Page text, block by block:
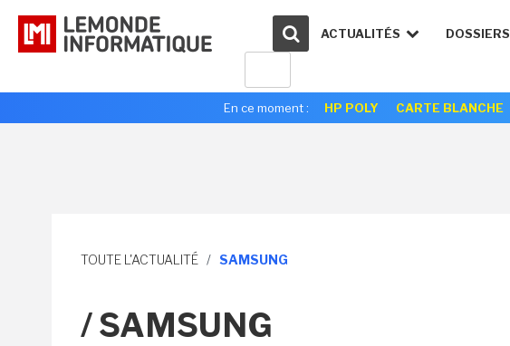
ACTUALITÉS DOSSIERS
En ce moment : HP POLY CARTE BLANCHE
TOUTE L'ACTUALITÉ / SAMSUNG
/ SAMSUNG